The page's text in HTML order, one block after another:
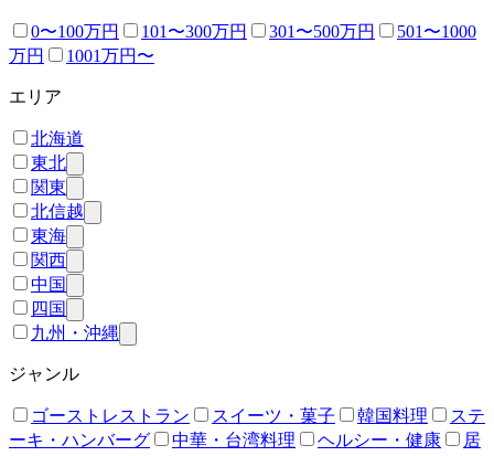
0〜100万円 101〜300万円 301〜500万円
501〜1000
万円
1001万円〜
エリア
北海道
東北
関東
北信越
東海
関西
中国
四国
九州・沖縄
ジャンル
ゴーストレストラン スイーツ・菓子 韓国料理
ステ
ーキ・ハンバーグ
中華・台湾料理 ヘルシー・健康
居